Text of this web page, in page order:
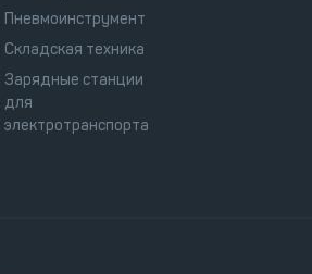
Пневмоинструмент
Складская техника
Зарядные станции
для
электротранспорта